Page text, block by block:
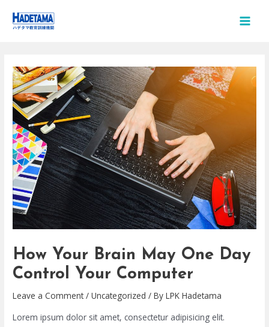
How Your Brain May One Day
Control Your Computer
Leave a Comment /Uncategorized / ByLPK Hadetama
Lorem ipsum dolor sit amet, consectetur adipisicing elit.
navigation